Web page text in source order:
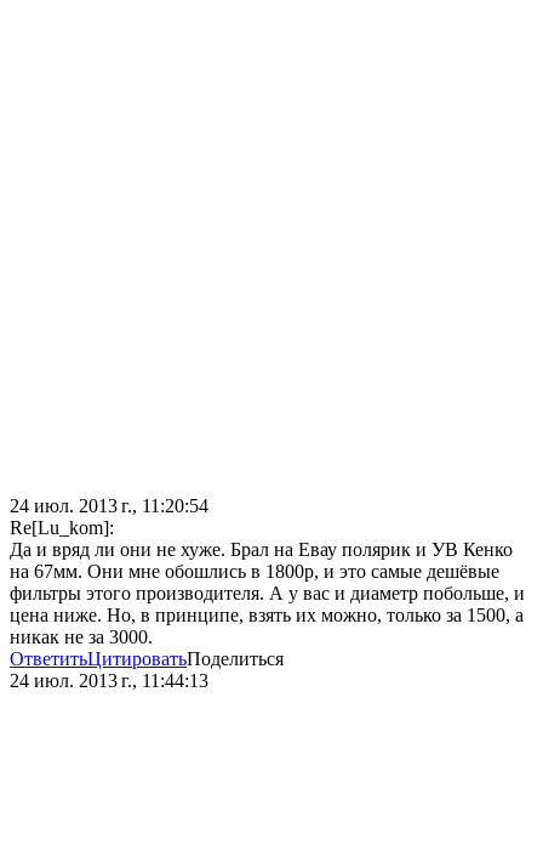
24 июл. 2013 г., 11:20:54
Re[Lu_kom]:
Да и вряд ли они не хуже. Брал на Евау полярик и УВ Кенко
на 67мм. Они мне обошлись в 1800р, и это самые дешёвые
фильтры этого производителя. А у вас и диаметр побольше, и
цена ниже. Но, в принципе, взять их можно, только за 1500, а
никак не за 3000.
ОтветитьЦитироватьПоделиться
24 июл. 2013 г., 11:44:13